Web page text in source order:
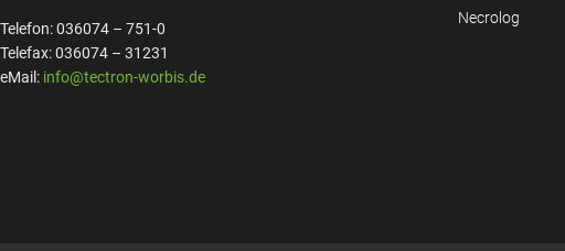
Telefon: 036074 – 751-0
Telefax: 036074 – 31231
eMail: info@tectron-worbis.de
Necrolog